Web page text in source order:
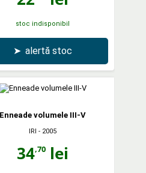
stoc indisponibil
➤ alertă stoc
Enneade volumele III-V
IRI - 2005
34,70 lei